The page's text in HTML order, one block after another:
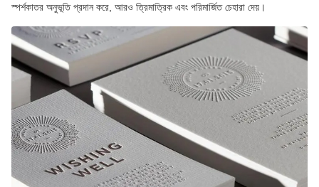
স্পর্শকাতর অনুভূতি প্রদান করে, আরও ত্রিমাত্রিক এবং পরিমার্জিত চেহারা দেয়।